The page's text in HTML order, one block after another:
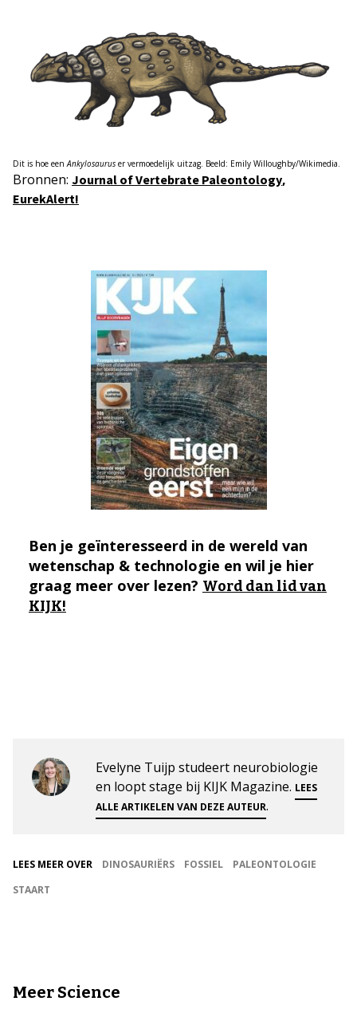
Dit is hoe eenAnkylosaurus er vermoedelijk uitzag. Beeld: Emily Willoughby/Wikimedia.
Bronnen: Journal of Vertebrate Paleontology,
EurekAlert!
Ben je geïnteresseerd in de wereld van
wetenschap & technologie en wil je hier
graag meer over lezen? Word dan lid van
KIJK!
Evelyne Tuijp studeert neurobiologie
en loopt stage bij KIJK Magazine. LEES
ALLE ARTIKELEN VAN DEZE AUTEUR.
LEES MEER OVER DINOSAURIËRS FOSSIEL
PALEONTOLOGIE
STAART
Meer Science